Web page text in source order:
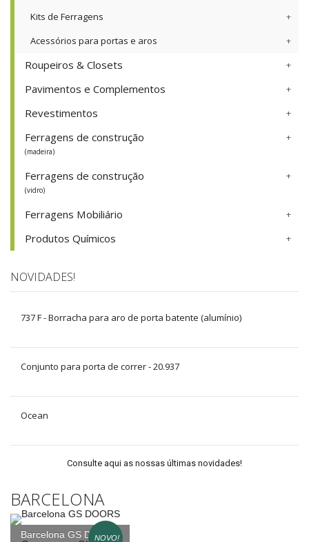
Kits de Ferragens
Acessórios para portas e aros
Roupeiros & Closets
Pavimentos e Complementos
Revestimentos
Ferragens de construção
(madeira)
Ferragens de construção
(vidro)
Ferragens Mobiliário
Produtos Químicos
NOVIDADES!
737 F - Borracha para aro de porta batente (alumínio)
Conjunto para porta de correr - 20.937
Ocean
Consulte aqui as nossas últimas novidades!
BARCELONA
Barcelona GS DOORS
NOVO!